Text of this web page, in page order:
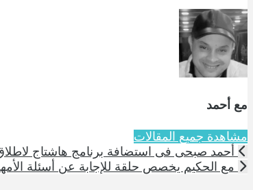
مع أحمد
مشاهدة جميع المقالات
أحمد صبحى فى استضافة برنامج هاشتاج لاطلاق
مع الحكيم يخصص حلقة للإجابة عن أسئلة